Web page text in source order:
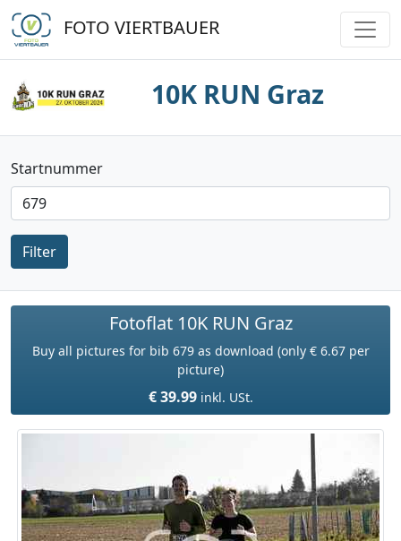
FOTO VIERTBAUER
10K RUN Graz
Startnummer
Filter
Fotoflat 10K RUN Graz
Buy all pictures for bib 679 as download (only € 6.67 per
picture)
€ 39.99 inkl. USt.